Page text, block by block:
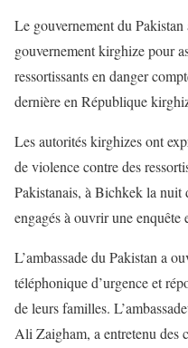
Le gouvernement du Pakistan
gouvernement kirghize pour
ressortissants en danger
dernière en République
Les autorités kirghizes ont
de violence contre des
Pakistanais, à Bichkek la nuit
engagés à ouvrir une enquête
L’ambassade du Pakistan a
téléphonique d’urgence et
de leurs familles.
Ali Zaigham, a entretenu des